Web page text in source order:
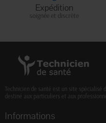
Expédition
soignée et discrète
Technicien de santé est un site spécialisé
destiné aux particuliers et aux
Informations